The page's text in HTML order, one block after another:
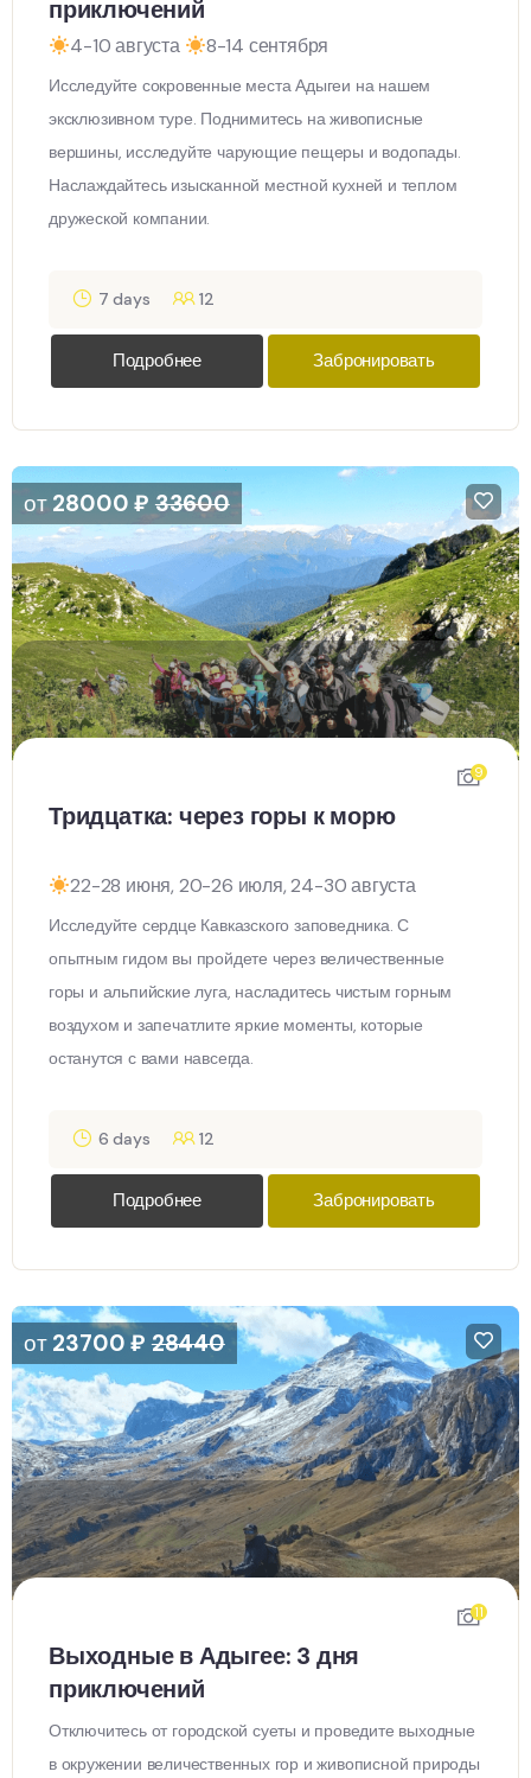
приключений
4-10 августа 8-14 сентября
Исследуйте сокровенные места Адыгеи на нашем
эксклюзивном туре. Поднимитесь на живописные
вершины, исследуйте чарующие пещеры и водопады.
Наслаждайтесь изысканной местной кухней и теплом
дружеской компании.
7 days 12
Подробнее Забронировать
от 28000₽ 33600
9
Тридцатка: через горы к морю
22-28 июня, 20-26 июля, 24-30 августа
Исследуйте сердце Кавказского заповедника. С
опытным гидом вы пройдете через величественные
горы и альпийские луга, насладитесь чистым горным
воздухом и запечатлите яркие моменты, которые
останутся с вами навсегда.
6 days 12
Подробнее Забронировать
от 23700₽ 28440
11
Выходные в Адыгее: 3 дня
приключений
Отключитесь от городской суеты и проведите выходные
в окружении величественных гор и живописной природы